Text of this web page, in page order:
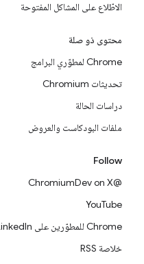
الاطّلاع على المشاكل المفتوحة
محتوى ذو صلة
Chrome لمطوّري البرامج
تحديثات Chromium
دراسات الحالة
ملفات البودكاست والعروض
Follow
@ChromiumDev on X
YouTube
Chrome للمطوّرين على LinkedIn
خلاصة RSS